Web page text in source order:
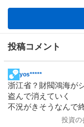
板
投稿コメント
掲
示
板
記
yos*****
浙江省？財閥鴻海が
盗んで消えていく
不況がきそうなんで
投資の